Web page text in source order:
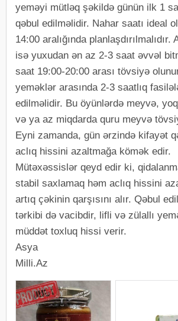
yeməyi mütləq şəkildə günün ilk 1
qəbul edilməlidir. Nahar saatı ideal
14:00 aralığında
isə yuxudan ən az 2-3 saat əvvəl
saat 19:00-20:00 arası tövsiyə
yeməklər arasında 2-3 saatlıq
edilməlidir. Bu öyünlərdə meyvə,
və ya az miqdarda quru meyvə
Eyni zamanda, gün ərzində kifayət
aclıq hissini azaltmağa kömək edir.
Mütəxəssislər qeyd edir ki,
stabil saxlamaq həm aclıq hissini
artıq çəkinin qarşısını alır. Qəbul
tərkibi də vacibdir, lifli və zülallı
müddət toxluq hissi verir.
Asya
Milli.Az